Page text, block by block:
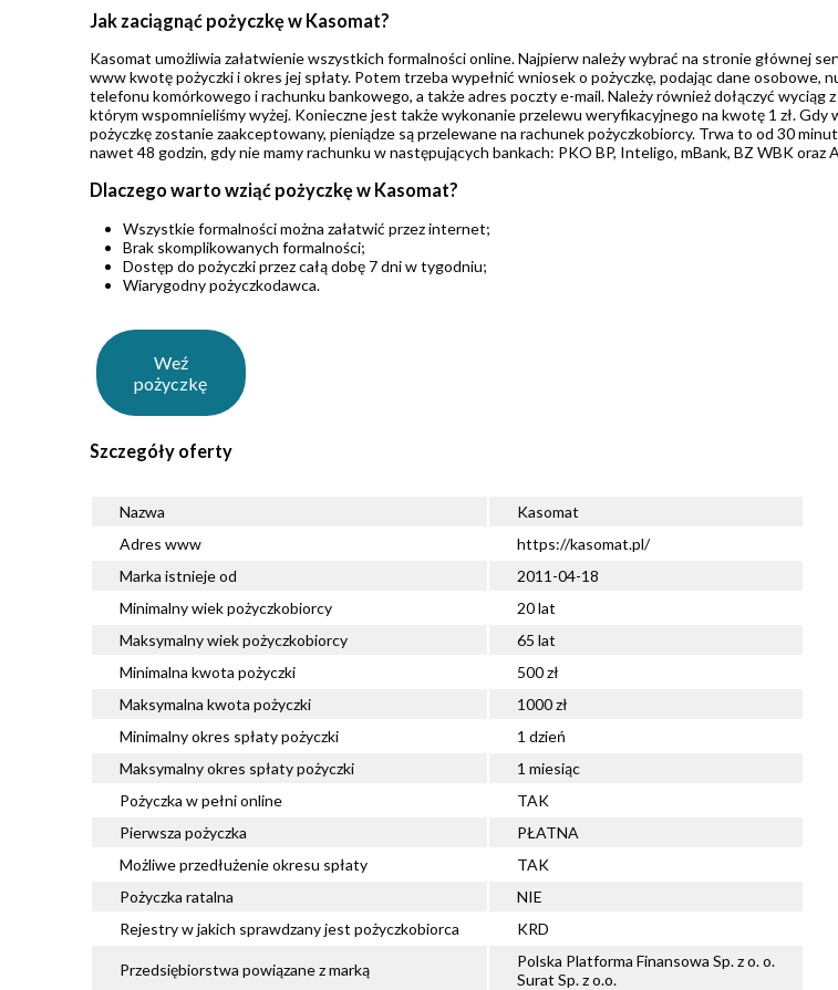
Jak zaciągnąć pożyczkę w Kasomat?
Kasomat umożliwia załatwienie wszystkich formalności online. Najpierw należy wybrać na stronie głównej
www kwotę pożyczki i okres jej spłaty. Potem trzeba wypełnić wniosek o pożyczkę, podając dane osobowe,
telefonu komórkowego i rachunku bankowego, a także adres poczty e-mail. Należy również dołączyć wyciąg z
którym wspomnieliśmy wyżej. Konieczne jest także wykonanie przelewu weryfikacyjnego na kwotę 1 zł. Gdy
pożyczkę zostanie zaakceptowany, pieniądze są przelewane na rachunek pożyczkobiorcy. Trwa to od 30
nawet 48 godzin, gdy nie mamy rachunku w następujących bankach: PKO BP, Inteligo, mBank, BZ WBK oraz
Dlaczego warto wziąć pożyczkę w Kasomat?
Wszystkie formalności można załatwić przez internet;
Brak skomplikowanych formalności;
Dostęp do pożyczki przez całą dobę 7 dni w tygodniu;
Wiarygodny pożyczkodawca.
Weź
pożyczkę
Szczegóły oferty
Nazwa
Kasomat
Adres www
https://kasomat.pl/
Marka istnieje od
2011-04-18
Minimalny wiek pożyczkobiorcy
20 lat
Maksymalny wiek pożyczkobiorcy
65 lat
Minimalna kwota pożyczki
500 zł
Maksymalna kwota pożyczki
1000 zł
Minimalny okres spłaty pożyczki
1 dzień
Maksymalny okres spłaty pożyczki
1 miesiąc
Pożyczka w pełni online
TAK
Pierwsza pożyczka
PŁATNA
Możliwe przedłużenie okresu spłaty
TAK
Pożyczka ratalna
NIE
Rejestry w jakich sprawdzany jest pożyczkobiorca
KRD
Przedsiębiorstwa powiązane z marką
Polska Platforma Finansowa Sp. z o. o.
Surat Sp. z o.o.